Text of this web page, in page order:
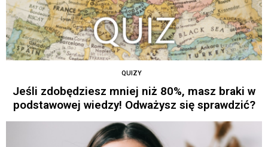
QUIZY
Jeśli zdobędziesz mniej niż 80%, masz braki w
podstawowej wiedzy! Odważysz się sprawdzić?